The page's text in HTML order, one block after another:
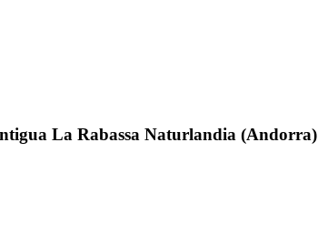
La Rabassa Naturlandia (Andorra)